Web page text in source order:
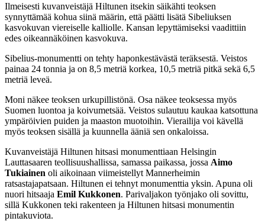
Ilmeisesti kuvanveistäjä Hiltunen itsekin säikähti teoksen
synnyttämää kohua siinä määrin, että päätti lisätä Sibeliuksen
kasvokuvan viereiselle kalliolle. Kansan lepyttämiseksi vaadittiin
edes oikeannäköinen kasvokuva.
Sibelius-monumentti on tehty haponkestävästä teräksestä. Veistos
painaa 24 tonnia ja on 8,5 metriä korkea, 10,5 metriä pitkä sekä 6,5
metriä leveä.
Moni näkee teoksen urkupillistönä. Osa näkee teoksessa myös
Suomen luontoa ja koivumetsää. Veistos sulautuu kaukaa katsottuna
ympäröivien puiden ja maaston muotoihin. Vierailija voi kävellä
myös teoksen sisällä ja kuunnella ääniä sen onkaloissa.
Kuvanveistäjä Hiltunen hitsasi monumenttiaan Helsingin
Lauttasaaren teollisuushallissa, samassa paikassa, jossa Aimo
Tukiainen oli aikoinaan viimeistellyt Mannerheimin
ratsastajapatsaan. Hiltunen ei tehnyt monumenttia yksin. Apuna oli
nuori hitsaaja Emil Kukkonen. Parivaljakon työnjako oli sovittu,
sillä Kukkonen teki rakenteen ja Hiltunen hitsasi monumentin
pintakuviota.